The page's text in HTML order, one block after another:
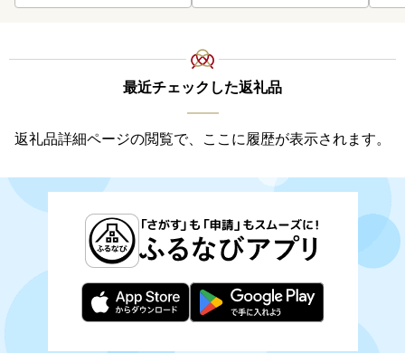
最近チェックした返礼品
返礼品詳細ページの閲覧で、ここに履歴が表示されます。